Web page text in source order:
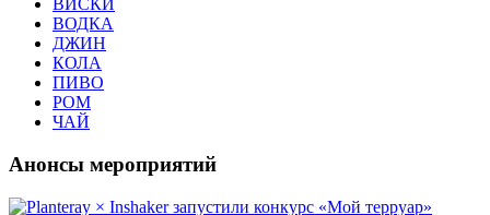
ВИСКИ
ВОДКА
ДЖИН
КОЛА
ПИВО
РОМ
ЧАЙ
Анонсы мероприятий